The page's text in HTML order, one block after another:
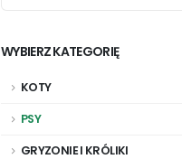
WYBIERZ KATEGORIĘ
KOTY
PSY
GRYZONIE I KRÓLIKI